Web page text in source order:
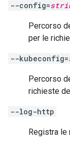
--config=
Percorso
per le
--kubeconfig=
Percorso
richieste
--log-http
Registra le